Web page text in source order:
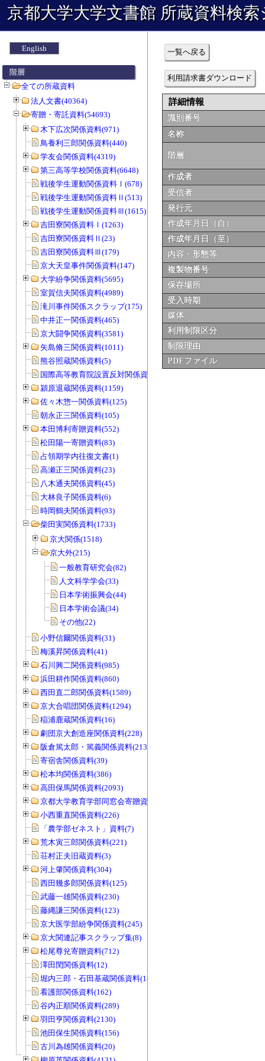
京都大学大学文書館 所蔵資料検
English
階層
全ての所蔵資料
法人文書(40364)
寄贈・寄託資料(54693)
木下広次関係資料(971)
鳥養利三郎関係資料(440)
学友会関係資料(4319)
第三高等学校関係資料(6648)
戦後学生運動関係資料Ⅰ(678)
戦後学生運動関係資料Ⅱ(513)
戦後学生運動関係資料Ⅲ(1615)
吉田寮関係資料Ⅰ(1263)
吉田寮関係資料Ⅱ(23)
吉田寮関係資料Ⅲ(179)
京大天皇事件関係資料(147)
大学紛争関係資料(5695)
室賀信夫関係資料(4989)
滝川事件関係スクラップ(175)
中井正一関係資料(465)
京大闘争関係資料(3581)
矢島脩三関係資料(1011)
熊谷照蔵関係資料(5)
国際高等教育院設置反対関係資料(20)
潁原退蔵関係資料(1159)
佐々木惣一関係資料(125)
朝永正三関係資料(105)
本田博利寄贈資料(552)
松田陽一寄贈資料(83)
占領期学内往復文書(1)
高瀬正三関係資料(23)
八木通夫関係資料(45)
大林良子関係資料(6)
時岡鶴夫関係資料(93)
柴田実関係資料(1733)
京大関係(1518)
京大外(215)
一般教育研究会(82)
人文科学学会(33)
日本学術振興会(44)
日本学術会議(34)
その他(22)
小野信爾関係資料(31)
梅溪昇関係資料(41)
石川興二関係資料(985)
浜田耕作関係資料(860)
西田直二郎関係資料(1589)
京大合唱団関係資料(1294)
稲浦鹿蔵関係資料(16)
劇団京大創造座関係資料(228)
阪倉篤太郎・篤義関係資料(213)
寄宿舎関係資料(39)
松本均関係資料(386)
高田保馬関係資料(2093)
京都大学教育学部同窓会寄贈資料(963)
小西重直関係資料(226)
「農学部ゼネスト」資料(7)
荒木寅三郎関係資料(221)
荘村正夫旧蔵資料(3)
河上肇関係資料(304)
西田幾多郎関係資料(125)
武藤一雄関係資料(230)
藤縄謙三関係資料(123)
京大医学部紛争関係資料(245)
京大関連記事スクラップ集(8)
松尾尊兊寄贈資料(712)
澤田閏関係資料(12)
堀内三郎・石田基蔵関係資料(189)
看護部関係資料(162)
谷内正順関係資料(289)
羽田亨関係資料(2130)
池田保生関係資料(156)
古川為雄関係資料(20)
一覧へ戻る
利用請求書ダウンロード
詳細情報
識別番号
名称
階層
作成者
受信者
発行元
作成年月日（自）
作成年月日（至）
内容・形態等
複製物番号
保存場所
受入時期
媒体
利用制限区分
制限理由
PDFファイル